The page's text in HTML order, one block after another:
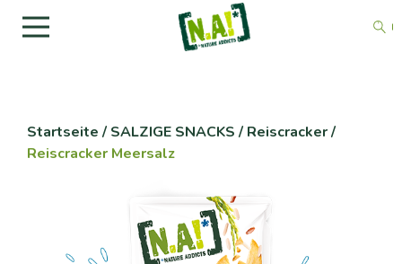
Startseite / SALZIGE SNACKS / Reiscracker/
Reiscracker Meersalz